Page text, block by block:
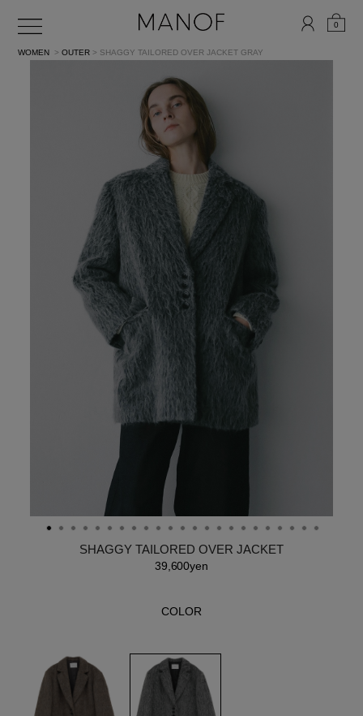
0
WOMEN >OUTER > SHAGGY TAILORED OVER JACKETGRAY
SHAGGY TAILORED OVER JACKET
39,600yen
COLOR